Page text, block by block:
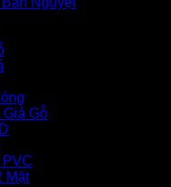
Gỗ
Mặt